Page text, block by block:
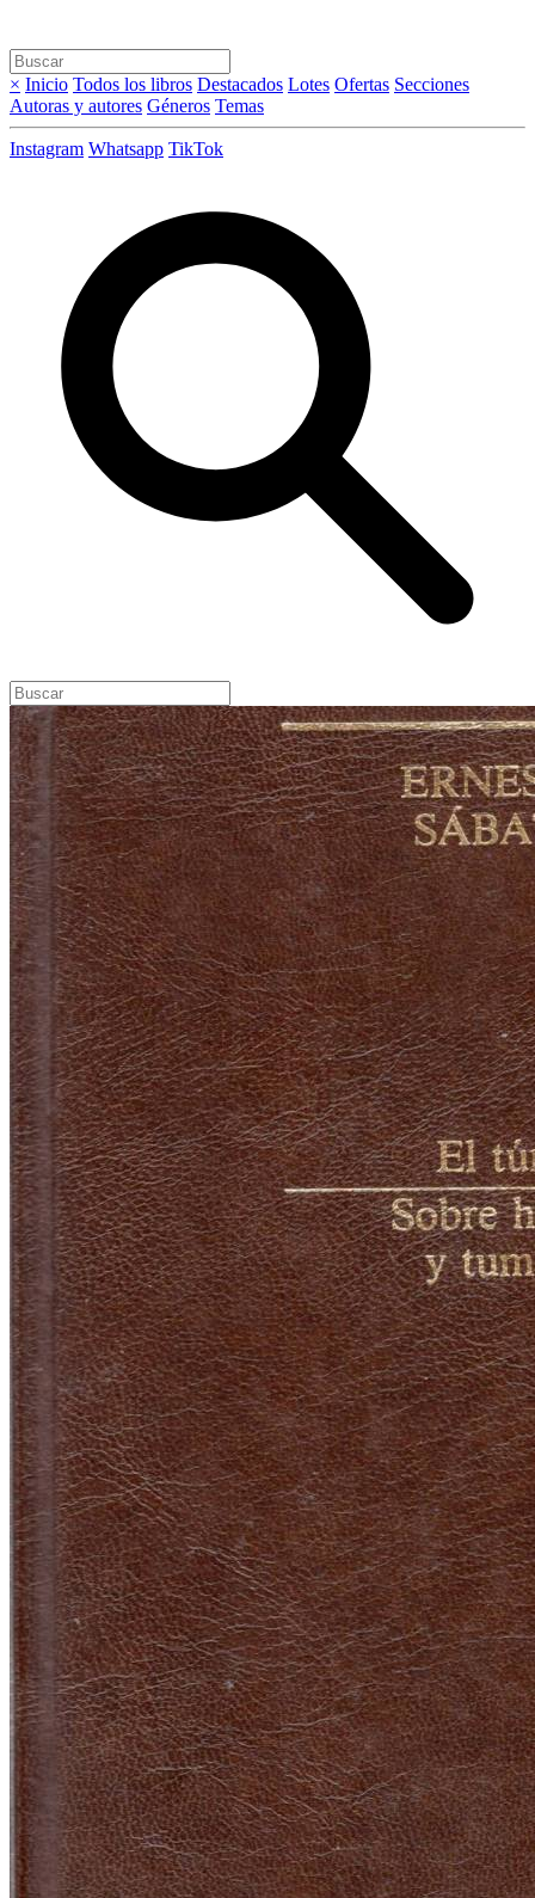
× Inicio Todos los libros Destacados Lotes Ofertas Secciones
Autoras y autores Géneros Temas
Instagram Whatsapp TikTok